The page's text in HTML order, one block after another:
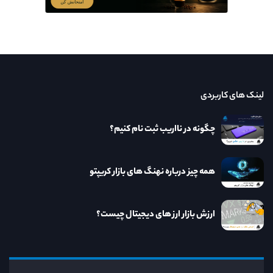
لینک های کاربردی
چگونه در نااریب ثبت نام کنیم؟
همه چیز درباره نهنگ های بازار کریپتو
ارزش بازار ارز های دیجیتال چیست؟